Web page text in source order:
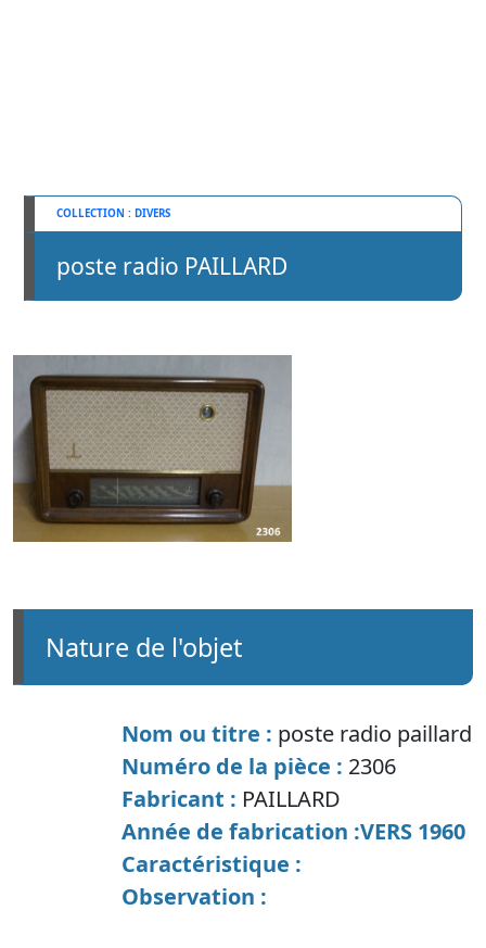
DIVERS
poste radio PAILLARD
nature de l'objet
Nom ou titre : poste radio paillard
Numéro de la pièce : 2306
Fabricant : PAILLARD
Année de fabrication :VERS 1960
Caractéristique :
Observation :